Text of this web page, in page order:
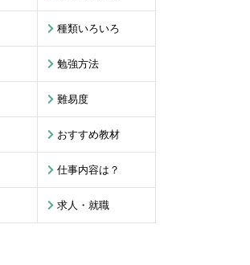
種類いろいろ
勉強方法
難易度
おすすめ教材
仕事内容は？
求人・就職